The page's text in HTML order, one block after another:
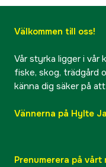
Välkommen till oss!
Vår styrka ligger i vår
fiske, skog, trädgård
känna dig säker på
Vännerna på Hylte
Prenumerera på